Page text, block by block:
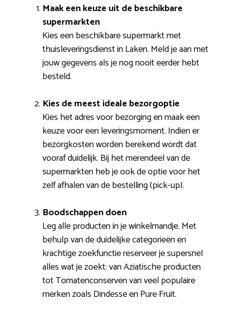
Maak een keuze uit de beschikbare
supermarkten
Kies een beschikbare supermarkt met
thuisleveringsdienst in Laken. Meld je aan met
jouw gegevens als je nog nooit eerder hebt
besteld.
Kies de meest ideale bezorgoptie
Kies het adres voor bezorging en maak een
keuze voor een leveringsmoment. Indien er
bezorgkosten worden berekend wordt dat
vooraf duidelijk. Bij het merendeel van de
supermarkten heb je ook de optie voor het
zelf afhalen van de bestelling (pick-up).
Boodschappen doen
Leg alle producten in je winkelmandje. Met
behulp van de duidelijke categorieën en
krachtige zoekfunctie reserveer je supersnel
alles wat je zoekt: van Aziatische producten
tot Tomatenconserven van veel populaire
merken zoals Dindesse en Pure Fruit.